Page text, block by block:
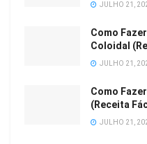
JULHO 21,
Como
Coloidal
JULHO 21,
Como
(Receita
JULHO 21,